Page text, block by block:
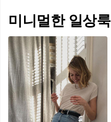
미니멀한 일상룩